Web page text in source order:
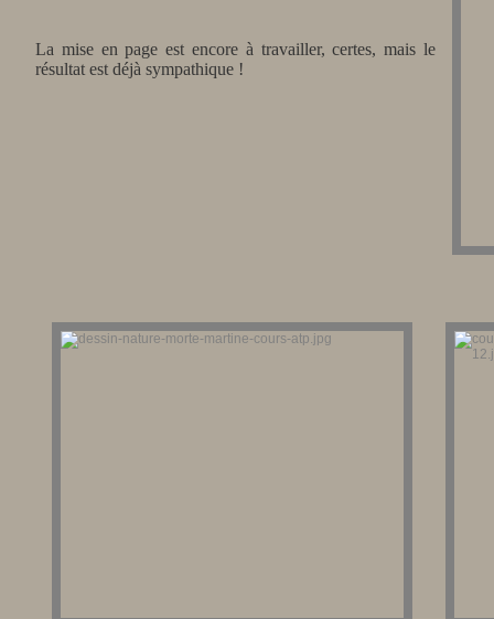
La mise en page est encore à travailler, certes, mais le
résultat est déjà sympathique !